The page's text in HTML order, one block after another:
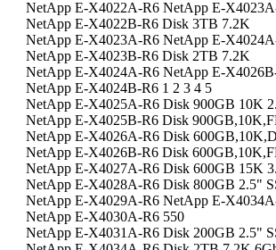
NetApp E-X4022A-R6 NetApp E-
NetApp E-X4022B-R6 Disk 3TB 7.2K
NetApp E-X4023A-R6 NetApp E-
NetApp E-X4023B-R6 Disk 2TB 7.2K
NetApp E-X4024A-R6 NetApp E-
NetApp E-X4024B-R6 1 2 3 4 5
NetApp E-X4025A-R6 Disk 900GB 10K
NetApp E-X4025B-R6 Disk
NetApp E-X4026A-R6 Disk
NetApp E-X4026B-R6 Disk
NetApp E-X4027A-R6 Disk 600GB 15K
NetApp E-X4028A-R6 Disk 800GB 2.5"
NetApp E-X4029A-R6 NetApp E-
NetApp E-X4030A-R6 550
NetApp E-X4031A-R6 Disk 200GB 2.5"